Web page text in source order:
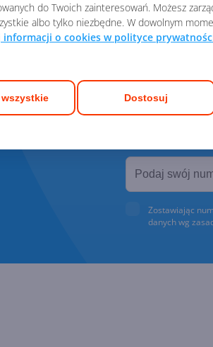
do Twoich zainteresowań. Możesz
albo tylko niezbędne. W dowolnym
informacji o cookies w polityce
Dostosuj
Pomoc
Zostaw swój
Oddzwonimy w ciągu
Zostawiając
danych wg